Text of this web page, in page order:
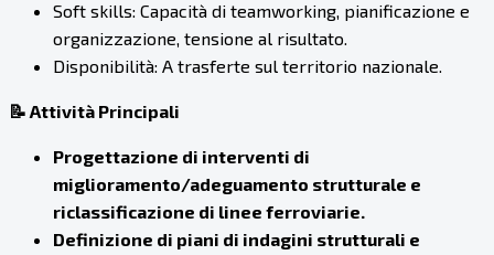
Soft skills: Capacità di teamworking, pianificazione e
organizzazione, tensione al risultato.
Disponibilità: A trasferte sul territorio nazionale.
📝 Attività Principali
Progettazione di interventi di
miglioramento/adeguamento strutturale e
riclassificazione di linee ferroviarie.
Definizione di piani di indagini strutturali e